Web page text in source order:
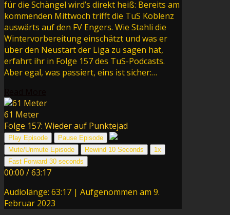
für die Schängel wird’s direkt heiß: Bereits am
kommenden Mittwoch trifft die TuS Koblenz
auswärts auf den FV Engers. Wie Stahli die
Wintervorbereitung einschätzt und was er
über den Neustart der Liga zu sagen hat,
erfahrt ihr in Folge 157 des TuS-Podcasts.
Aber egal, was passiert, eins ist sicher:…
61 Meter
Folge 157: Wieder auf Punktejad
Play Episode
Pause Episode
Mute/Unmute Episode
Rewind 10 Seconds
1x
Fast Forward 30 seconds
00:00 /63:17
Audiolänge: 63:17 | Aufgenommen am 9.
Februar 2023